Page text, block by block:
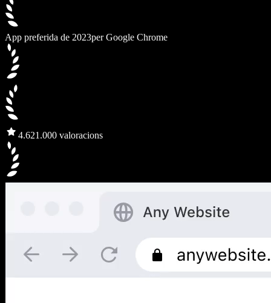
App preferida de 2023per Google Chrome
4.621.000 valoracions